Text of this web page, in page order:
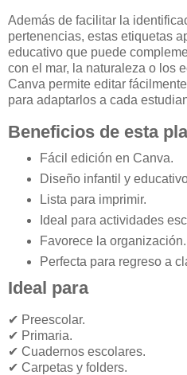
Además de facilitar la
pertenencias, estas etiquetas
educativo que puede
con el mar, la naturaleza o los
Canva permite editar
para adaptarlos a cada
Beneficios de esta
Fácil edición en Canva.
Diseño infantil y
Lista para imprimir.
Ideal para actividades
Favorece la organización.
Perfecta para regreso a
Ideal para
✔ Preescolar.
✔ Primaria.
✔ Cuadernos escolares.
✔ Carpetas y folders.